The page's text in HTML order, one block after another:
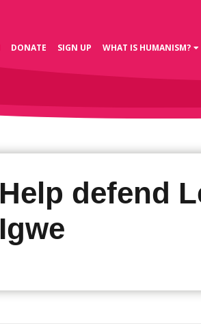
DONATE SIGN UP WHAT IS HUMANISM?
Help defend
Igwe